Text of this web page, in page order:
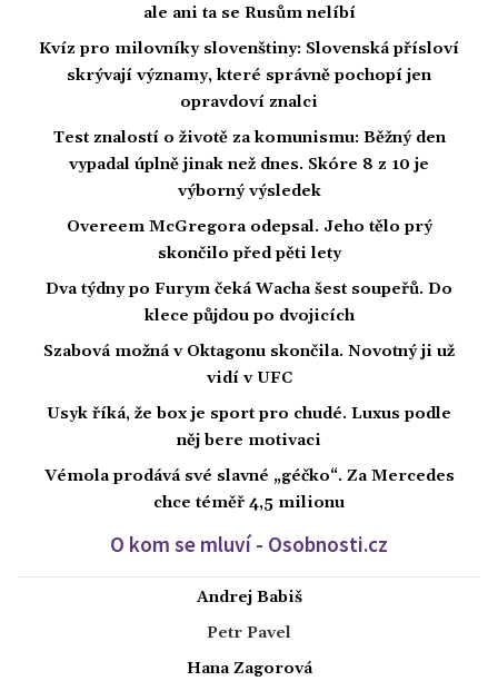
ale ani ta se Rusům nelíbí
Kvíz pro milovníky slovenštiny: Slovenská přísloví
skrývají významy, které správně pochopí jen
opravdoví znalci
Test znalostí o životě za komunismu: Běžný den
vypadal úplně jinak než dnes. Skóre 8 z 10 je
výborný výsledek
Overeem McGregora odepsal. Jeho tělo prý
skončilo před pěti lety
Dva týdny po Furym čeká Wacha šest soupeřů. Do
klece půjdou po dvojicích
Szabová možná v Oktagonu skončila. Novotný ji už
vidí v UFC
Usyk říká, že box je sport pro chudé. Luxus podle
něj bere motivaci
Vémola prodává své slavné „géčko“. Za Mercedes
chce téměř 4,5 milionu
O kom se mluví - Osobnosti.cz
Andrej Babiš
Petr Pavel
Hana Zagorová